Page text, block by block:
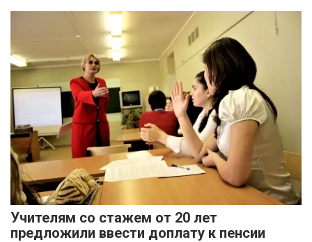
Учителям со стажем от 20 лет
предложили ввести доплату к пенсии